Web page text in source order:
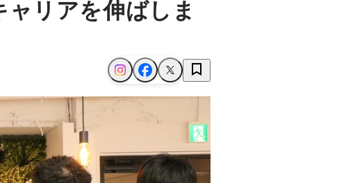
リアを伸ばしま